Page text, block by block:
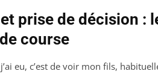
prise de décision :
course
eu, c’est de voir mon fils,